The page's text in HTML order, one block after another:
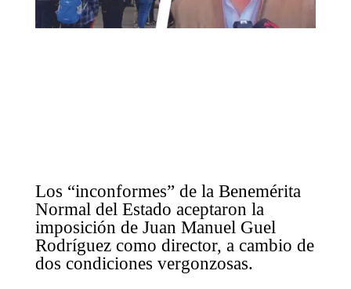
Los “inconformes” de la Benemérita
Normal del Estado aceptaron la
imposición de Juan Manuel Guel
Rodríguez como director, a cambio de
dos condiciones vergonzosas.